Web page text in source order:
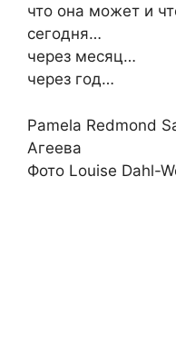
что она может и
сегодня…
через месяц…
через год…
Pamela Redmond
Агеева
Фото Louise Dahl-